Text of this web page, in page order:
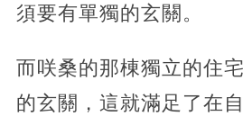
須要有單獨的玄關。
而咲桑的那棟獨立的住
的玄關，這就滿足了在